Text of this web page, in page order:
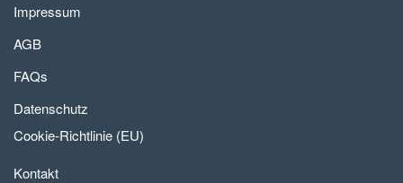
Impressum
AGB
FAQs
Datenschutz
Cookie-Richtlinie (EU)
Kontakt